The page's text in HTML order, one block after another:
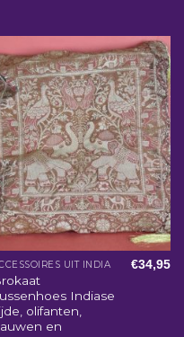
UIT INDIA
Indiase
olifanten,
en
€34,95